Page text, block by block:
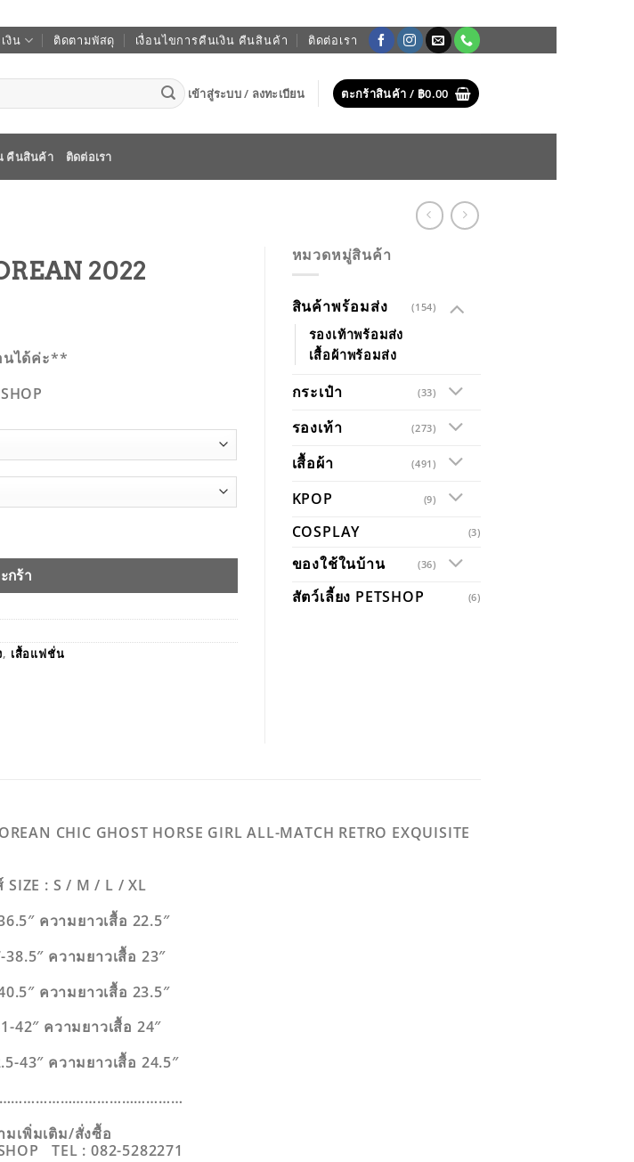
งิน ติดตามพัสดุ เงื่อนไขการคืนเงิน คืนสินค้า ติดต่อเรา
เข้าสู่ระบบ / ลงทะเบียน ตะกร้าสินค้า / ฿0.00
คืนสินค้า ติดต่อเรา
2022
นได้ค่ะ**
ชิ้น
กร้า
, เสื้อแฟชั่น
หมวดหมู่สินค้า
สินค้าพร้อมส่ง (154)
รองเท้าพร้อมส่ง
เสื้อผ้าพร้อมส่ง
กระเป๋า (33)
รองเท้า (273)
เสื้อผ้า (491)
KPOP (9)
COSPLAY (3)
ของใช้ในบ้าน (36)
สัตว์เลี้ยง PETSHOP (6)
CHIC GHOST HORSE GIRL ALL-MATCH RETRO EXQUISITE
SIZE : S / M / L / XL
ความยาวเสื้อ 22.5″
ความยาวเสื้อ 23″
ความยาวเสื้อ 23.5″
42″ ความยาวเสื้อ 24″
43″ ความยาวเสื้อ 24.5″
มเพิ่มเติม/สั่งซื้อ
TEL : 082-5282271